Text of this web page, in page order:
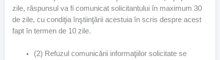
zile, răspunsul va fi comunicat solicitantului în maximum 30
de zile, cu condiţia înştiinţării acestuia în scris despre acest
fapt în termen de 10 zile.
(2) Refuzul comunicării informaţiilor solicitate se